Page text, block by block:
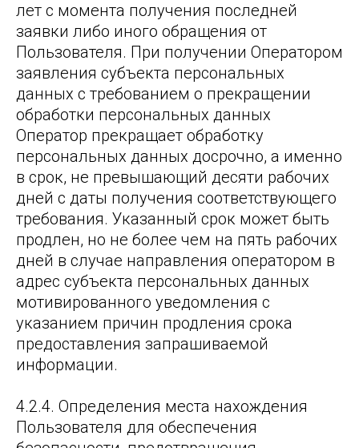
лет с момента получения последней
заявки либо иного обращения от
Пользователя. При получении Оператором
заявления субъекта персональных
данных с требованием о прекращении
обработки персональных данных
Оператор прекращает обработку
персональных данных досрочно, а именно
в срок, не превышающий десяти рабочих
дней с даты получения соответствующего
требования. Указанный срок может быть
продлен, но не более чем на пять рабочих
дней в случае направления оператором в
адрес субъекта персональных данных
мотивированного уведомления с
указанием причин продления срока
предоставления запрашиваемой
информации.
4.2.4. Определения места нахождения
Пользователя для обеспечения